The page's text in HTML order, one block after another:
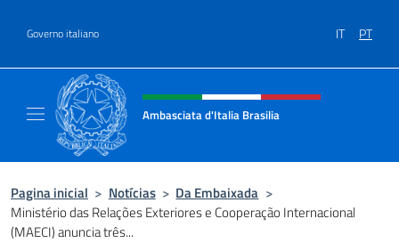
Governo italiano IT PT
Site, social e cabeçalho do menu
Ambasciata d'Italia Brasilia
Pagina inicial > Notícias > Da Embaixada >
Ministério das Relações Exteriores e Cooperação Internacional
(MAECI) anuncia três...